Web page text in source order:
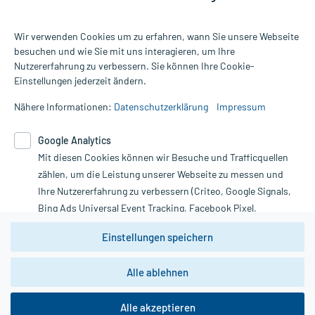
Alle Preise gelten inkl. MwSt., ggf. zzgl. Versandkosten
Informationen auf dieser Website werden ausschließlich für
die Untersuchung und Behandlung durch einen Arzt. Bitte
Therapien eingeleitet werden können. | Diese Webseite benutzt
Google Analytics. Lesen Sie bitte dazu die wichtigen Hinweise in
unserer Datenschutzerklärung. Für den Widerruf einer Bestellung
nutzen Sie das Formular:
Vertrag widerrufen
*Hinweise zu unseren Aktionen und Bewertungen
Wir verwenden Cookies um zu erfahren, wann Sie unsere Webseite
besuchen und wie Sie mit uns interagieren, um Ihre
Nutzererfahrung zu verbessern. Sie können Ihre Cookie-
Einstellungen jederzeit ändern.
Nähere Informationen: Datenschutzerklärung Impressum
Google Analytics
Mit diesen Cookies können wir Besuche und Trafficquellen
zählen, um die Leistung unserer Webseite zu messen und
Ihre Nutzererfahrung zu verbessern (Criteo, Google Signals,
Bing Ads Universal Event Tracking, Facebook Pixel,
Youtube-Social Plugin).
Wir weisen darauf hin, dass die
zwingend den Europäischen Anforderungen gem. EU-
DSGVO genügen und ein Datentransfer in Drittstaaten bzw.
Daten dort verarbeitet werden, kann nicht geprüft und
Einstellungen speichern
Alle ablehnen
Alle akzeptieren